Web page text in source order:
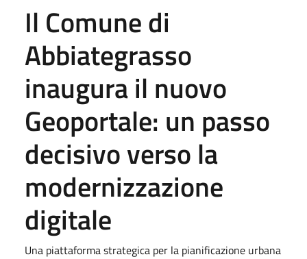
Il Comune di
Abbiategrasso
inaugura il nuovo
Geoportale: un passo
decisivo verso la
modernizzazione
digitale
Una piattaforma strategica per la pianificazione urbana